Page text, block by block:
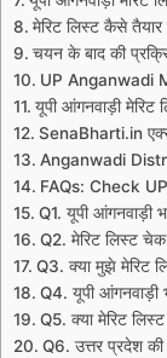
मेरिट लिस्ट कैसे
चयन के बाद की
UP Anganwadi
यूपी आंगनवाड़ी
SenaBharti.in
Anganwadi
FAQs: Check
Q1. यूपी आंगनवाड़ी
Q2. मेरिट लिस्ट
Q3. क्या मुझे मेरिट
Q4. यूपी आंगनवाड़ी
Q5. क्या मेरिट
Q6. उत्तर प्रदेश की